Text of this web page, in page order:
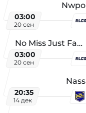
Nwpo
03:00
20 сен
No Miss Just Fake
03:00
20 сен
Nass
20:35
14 дек